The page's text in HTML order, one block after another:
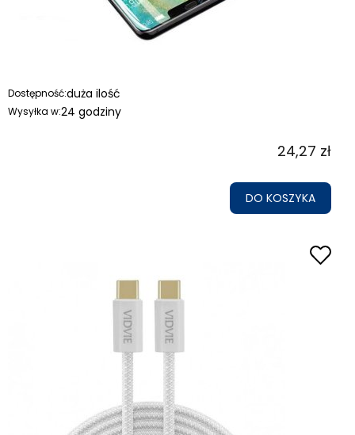
Dostępność:duża ilość
Wysyłka w:24 godziny
24,27 zł
DO KOSZYKA